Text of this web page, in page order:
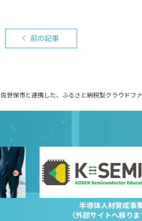
前の記事
佐世保市と連携した、ふるさと納税型クラウドフ
半導体人材育成事
（外部サイトへ移りま